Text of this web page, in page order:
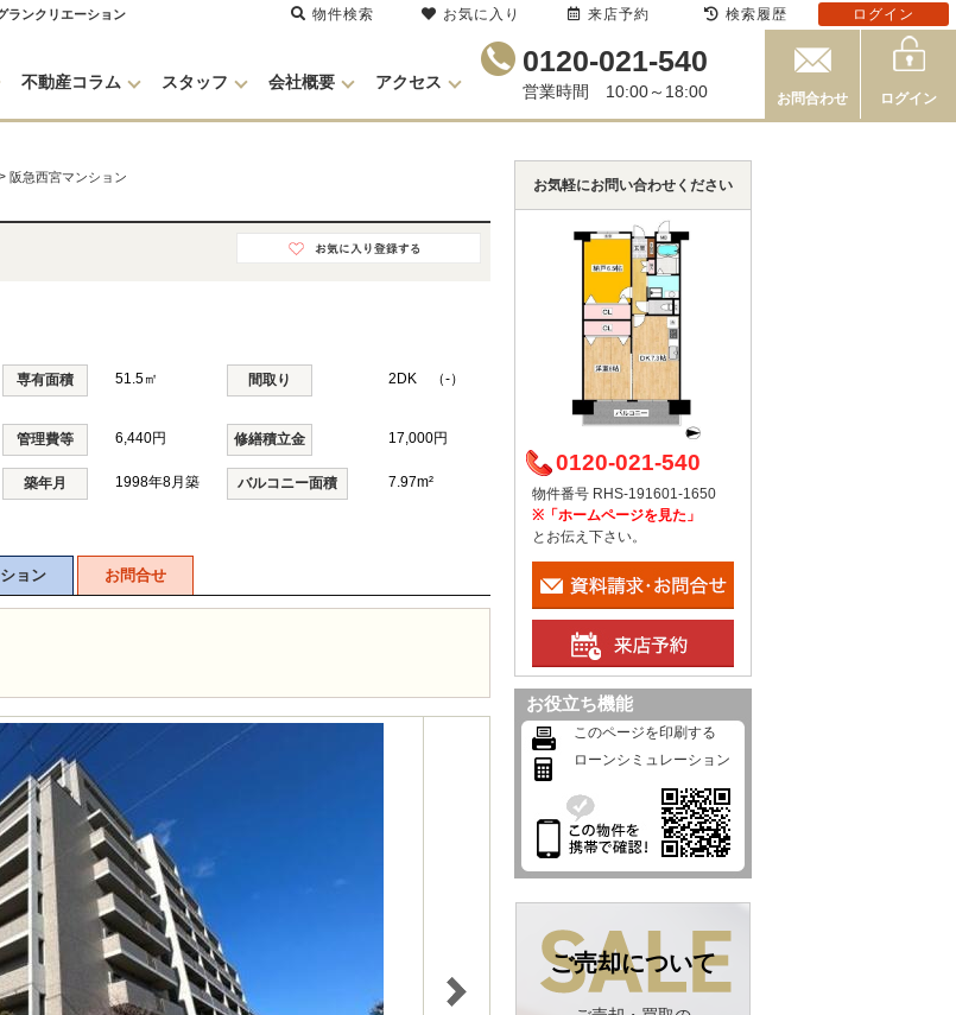
ランクリエーション
不動産コラム スタッフ 会社概要 アクセス
0120-021-540
営業時間 10:00～18:00 お問合わせ ログイン
阪急西宮マンション
専有面積 51.5㎡ 間取り 2DK （-）
管理費等 6,440円 修繕積立金 17,000円
築年月 1998年8月築 バルコニー面積 7.97m²
ョン お問合せ
お気軽にお問い合わせください
0120-021-540
物件番号 RHS-191601-1650
※「ホームページを見た」
とお伝え下さい。
お役立ち機能
このページを印刷する
ローンシミュレーション
ご売却について
物件検索 お気に入り 来店予約 検索履歴 ログイン